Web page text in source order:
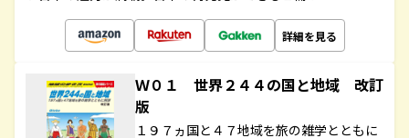
詳細を見る
Ｗ０１ 世界２４４の国と地域 改訂
版
１９７ヵ国と４７地域を旅の雑学とともに